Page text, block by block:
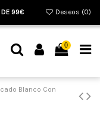
DE 99€ Deseos (0)
0
Blanco Con